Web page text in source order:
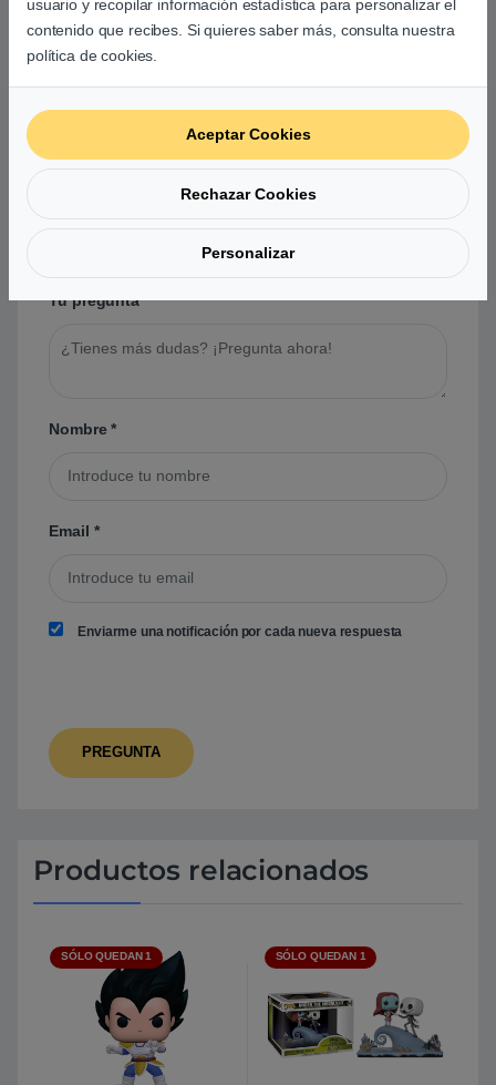
Preguntas y respuestas de los
usuarios sobre este producto
No hay preguntas aún. Sé el primero en hacer
una pregunta acerca de este producto.
Tu pregunta*
Nombre*
Email *
Enviarme una notificación por cada nueva respuesta
Productos relacionados
SÓLO QUEDAN 1 SÓLO QUEDAN 1
usuario y recopilar información estadística para personalizar el
contenido que recibes. Si quieres saber más, consulta nuestra
política de cookies.
Aceptar Cookies
Rechazar Cookies
Personalizar